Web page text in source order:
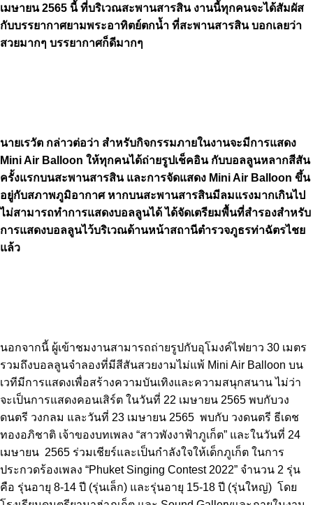
เมษายน 2565 นี้ ที่บริเวณสะพานสารสิน งานนี้ทุกคนจะได้สัมผัส
กับบรรยากาศยามพระอาทิตย์ตกน้ำ ที่สะพานสารสิน บอกเลยว่า
สวยมากๆ บรรยากาศก็ดีมากๆ
นายเรวัต กล่าวต่อว่า สำหรับกิจกรรมภายในงานจะมีการแสดง
Mini Air Balloon ให้ทุกคนได้ถ่ายรูปเช็คอิน กับบอลลูนหลากสีสัน
ครั้งแรกบนสะพานสารสิน และการจัดแสดง Mini Air Balloon ขึ้น
อยู่กับสภาพภูมิอากาศ หากบนสะพานสารสินมีลมแรงมากเกินไป
ไม่สามารถทำการแสดงบอลลูนได้ ได้จัดเตรียมพื้นที่สำรองสำหรับ
การแสดงบอลลูนไว้บริเวณด้านหน้าสถานีตำรวจภูธรท่าฉัตรไชย
แล้ว
นอกจากนี้ ผู้เข้าชมงานสามารถถ่ายรูปกับอุโมงค์ไฟยาว 30 เมตร
รวมถึงบอลลูนจำลองที่มีสีสันสวยงามไม่แพ้ Mini Air Balloon บน
เวทีมีการแสดงเพื่อสร้างความบันเทิงและความสนุกสนาน ไม่ว่า
จะเป็นการแสดงคอนเสิร์ต ในวันที่ 22 เมษายน 2565 พบกับวง
ดนตรี วงกลม และวันที่ 23 เมษายน 2565 พบกับ วงดนตรี ธีเดช
ทองอภิชาติ เจ้าของบทเพลง “สาวพังงาฟ้าภูเก็ต” และในวันที่ 24
เมษายน 2565 ร่วมเชียร์และเป็นกำลังใจให้เด็กภูเก็ต ในการ
ประกวดร้องเพลง “Phuket Singing Contest 2022” จำนวน 2 รุ่น
คือ รุ่นอายุ 8-14 ปี (รุ่นเล็ก) และรุ่นอายุ 15-18 ปี (รุ่นใหญ่) โดย